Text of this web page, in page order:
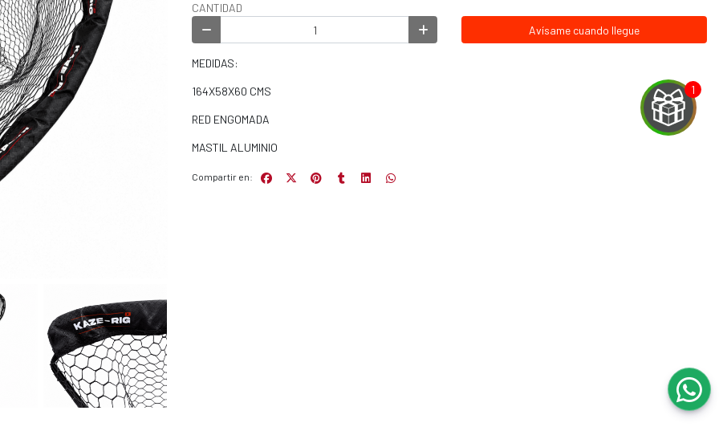
CANTIDAD
Avísame cuando llegue
MEDIDAS:
164X58X60 CMS
RED ENGOMADA
MASTIL ALUMINIO
Compartir en: